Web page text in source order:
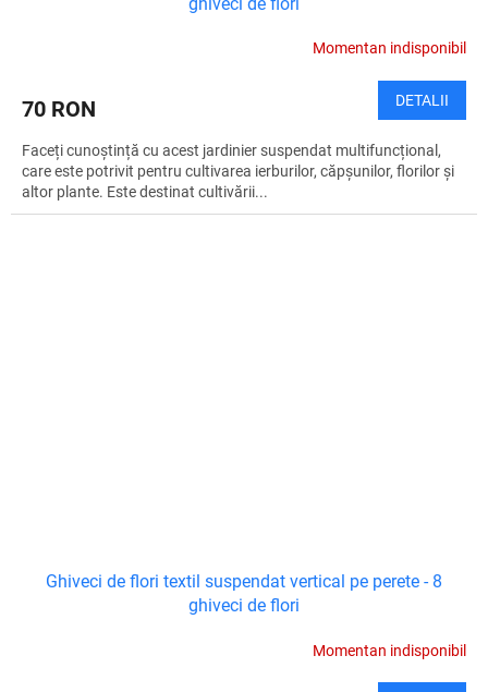
Momentan indisponibil
70 RON DETALII
Faceți cunoștință cu acest jardinier suspendat multifuncțional,
care este potrivit pentru cultivarea ierburilor, căpșunilor, florilor și
altor plante. Este destinat cultivării...
Ghiveci de flori textil suspendat vertical pe perete - 8
ghiveci de flori
Momentan indisponibil